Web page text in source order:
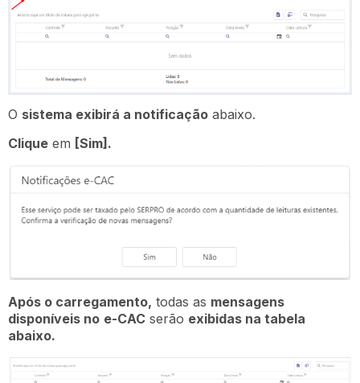
O sistema exibirá a notificação abaixo.
Clique em [Sim].
Após o carregamento, todas as mensagens
disponíveis no e-CAC serão exibidas na tabela
abaixo.